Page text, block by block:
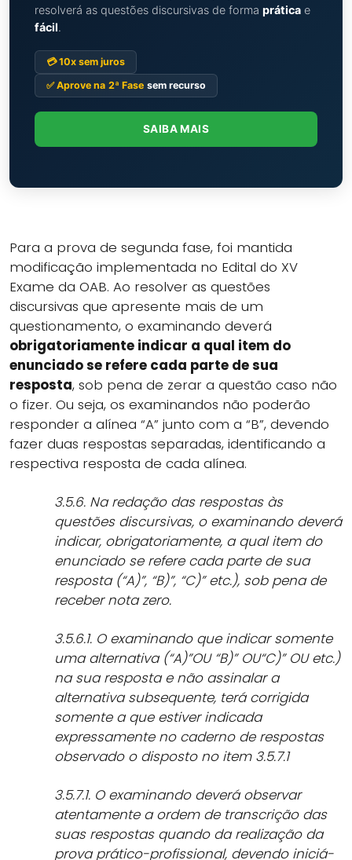
resolverá as questões discursivas de forma prática e
fácil.
💳 10x sem juros
✅ Aprove na 2ª Fase sem recurso
SAIBA MAIS
Para a prova de segunda fase, foi mantida
modificação implementada no Edital do XV
Exame da OAB. Ao resolver as questões
discursivas que apresente mais de um
questionamento, o examinando deverá
obrigatoriamente indicar a qual item do
enunciado se refere cada parte de sua
resposta, sob pena de zerar a questão caso não
o fizer. Ou seja, os examinandos não poderão
responder a alínea “A” junto com a “B”, devendo
fazer duas respostas separadas, identificando a
respectiva resposta de cada alínea.
3.5.6. Na redação das respostas às
questões discursivas, o examinando deverá
indicar, obrigatoriamente, a qual item do
enunciado se refere cada parte de sua
resposta (“A)”, “B)”, “C)” etc.), sob pena de
receber nota zero.
3.5.6.1. O examinando que indicar somente
uma alternativa (“A)”OU “B)” OU“C)” OU etc.)
na sua resposta e não assinalar a
alternativa subsequente, terá corrigida
somente a que estiver indicada
expressamente no caderno de respostas
observado o disposto no item 3.5.7.1
3.5.7.1. O examinando deverá observar
atentamente a ordem de transcrição das
suas respostas quando da realização da
prova prático-profissional, devendo iniciá-